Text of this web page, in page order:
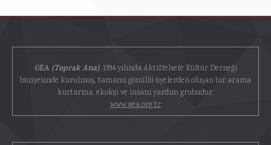
GEA (Toprak Ana), 1994 yılında Aktiffelsefe Kültür Derneği
bünyesinde kurulmuş, tamamı gönüllü üyelerden oluşan bir arama
kurtarma, ekoloji ve insani yardım grubudur.
www.gea.org.tr